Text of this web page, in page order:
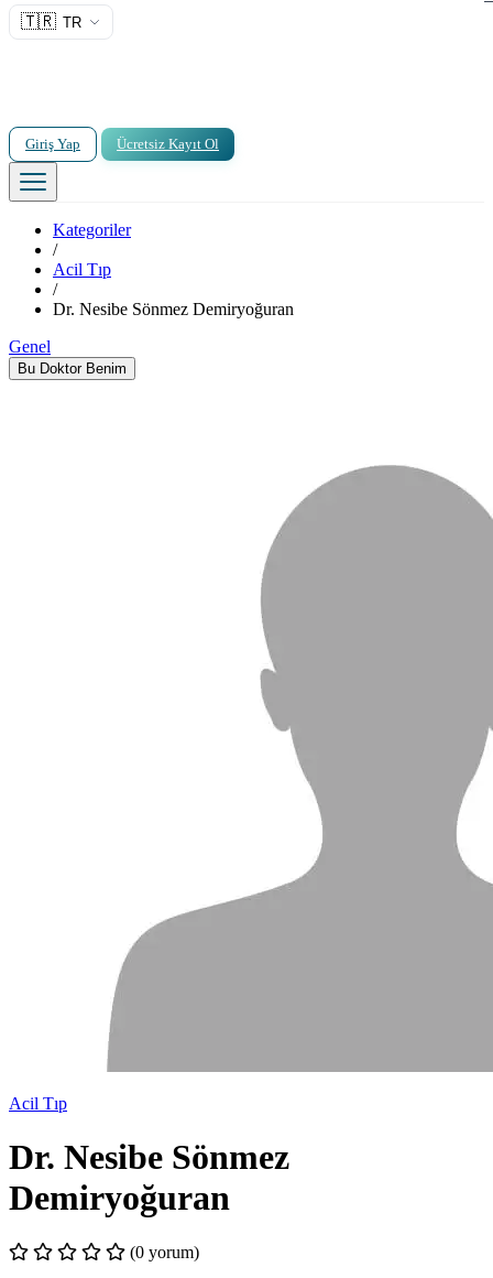
🇹🇷 TR
Giriş Yap Ücretsiz Kayıt Ol
Kategoriler
/
Acil Tıp
/
Dr. Nesibe Sönmez Demiryoğuran
Genel
Bu Doktor Benim
Acil Tıp
Dr. Nesibe Sönmez
Demiryoğuran
(0 yorum)